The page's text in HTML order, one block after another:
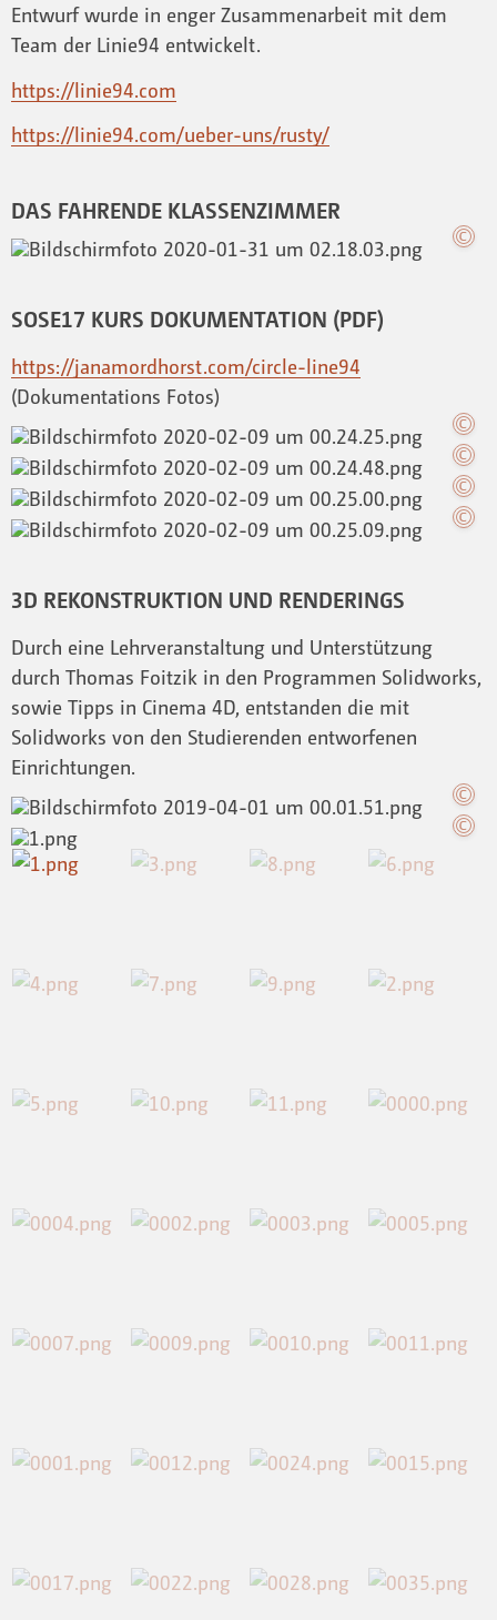
Entwurf wurde in enger Zusammenarbeit mit dem
Team der Linie94 entwickelt.
https://linie94.com
https://linie94.com/ueber-uns/rusty/
DAS FAHRENDE KLASSENZIMMER
SOSE17 KURS DOKUMENTATION (PDF)
https://janamordhorst.com/circle-line94
(Dokumentations Fotos)
3D REKONSTRUKTION UND RENDERINGS
Durch eine Lehrveranstaltung und Unterstützung
durch Thomas Foitzik in den Programmen Solidworks,
sowie Tipps in Cinema 4D, entstanden die mit
Solidworks von den Studierenden entworfenen
Einrichtungen.